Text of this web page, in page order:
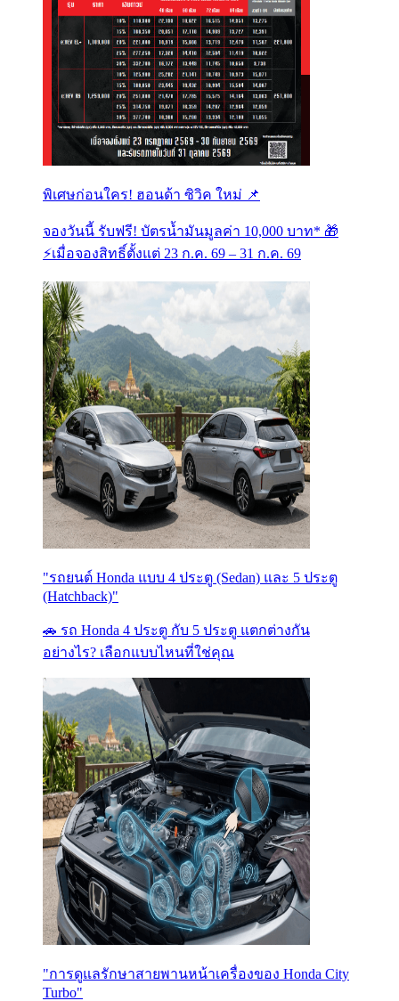
พิเศษก่อนใคร! ฮอนด้า ซิวิค ใหม่ 📌
จองวันนี้ รับฟรี! บัตรน้ำมันมูลค่า 10,000 บาท* 🎁
⚡️เมื่อจองสิทธิ์ตั้งแต่ 23 ก.ค. 69 – 31 ก.ค. 69
"รถยนต์ Honda แบบ 4 ประตู (Sedan) และ 5 ประตู
(Hatchback)"
🚗 รถ Honda 4 ประตู กับ 5 ประตู แตกต่างกัน
อย่างไร? เลือกแบบไหนที่ใช่คุณ
"การดูแลรักษาสายพานหน้าเครื่องของ Honda City
Turbo"